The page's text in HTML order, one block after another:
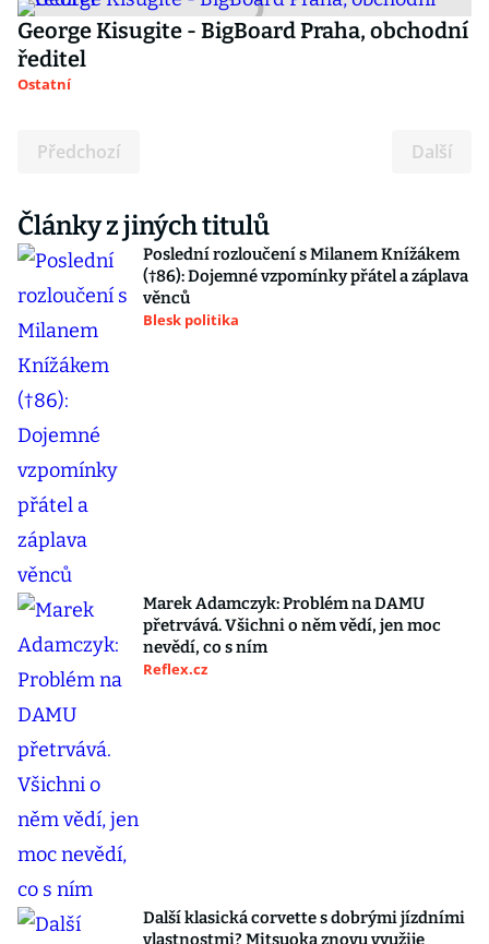
George Kisugite - BigBoard Praha, obchodní
ředitel
Ostatní
Předchozí Další
Články z jiných titulů
Poslední rozloučení s Milanem Knížákem
(†86): Dojemné vzpomínky přátel a záplava
věnců
Blesk politika
Marek Adamczyk: Problém na DAMU
přetrvává. Všichni o něm vědí, jen moc
nevědí, co s ním
Reflex.cz
Další klasická corvette s dobrými jízdními
vlastnostmi? Mitsuoka znovu využije